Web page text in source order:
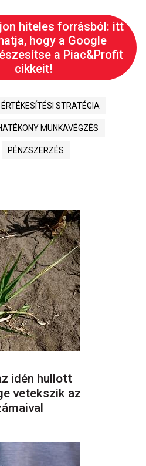
hiteles forrásból: itt
hogy a Google
a Piac&Profit
cikkeit!
ÉRTÉKESÍTÉSI STRATÉGIA
MUNKAVÉGZÉS
PÉNZSZERZÉS
idén hullott
vetekszik az